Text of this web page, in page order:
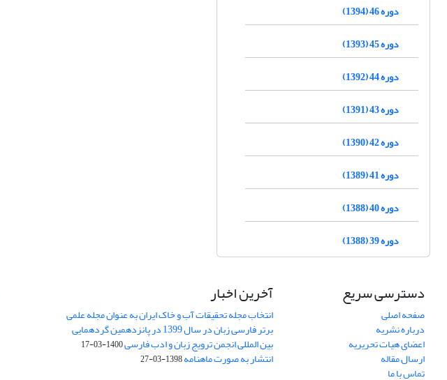
دوره 46 (1394)
دوره 45 (1393)
دوره 44 (1392)
دوره 43 (1391)
دوره 42 (1390)
دوره 41 (1389)
دوره 40 (1388)
دوره 39 (1388)
دسترسی سریع
صفحه اصلی
درباره نشریه
اعضای هیات تحریریه
ارسال مقاله
تماس با ما
آخرین اخبار
انتخاب مجله تحقیقات آب و خاک ایران به عنوان مجله علمی
برتر فارسی زبان در سال 1399 در پانزدهمین گردهمایی
بین المللی انجمن ترویج زبان و ادب فارسی1400-03-17
انتشار به صورت ماهنامه1398-03-27